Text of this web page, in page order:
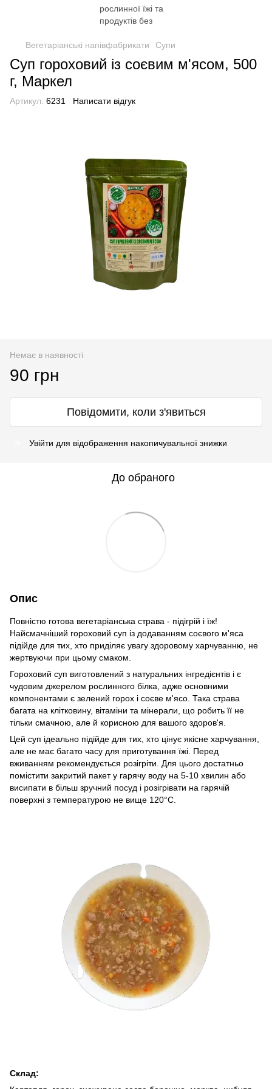
Вегетаріанські напівфабрикати Супи
Суп гороховий із соєвим м'ясом, 500
г, Маркел
Артикул: 6231 Написати відгук
Немає в наявності
90 грн
Повідомити, коли з'явиться
Увійти для відображення накопичувальної знижки
До обраного
Опис
Повністю готова вегетаріанська страва - підігрій і їж!
Найсмачніший гороховий суп із додаванням соєвого м'яса
підійде для тих, хто приділяє увагу здоровому харчуванню, не
жертвуючи при цьому смаком.
Гороховий суп виготовлений з натуральних інгредієнтів і є
чудовим джерелом рослинного білка, адже основними
компонентами є зелений горох і соєве м'ясо. Така страва
багата на клітковину, вітаміни та мінерали, що робить її не
тільки смачною, але й корисною для вашого здоров'я.
Цей суп ідеально підійде для тих, хто цінує якісне харчування,
але не має багато часу для приготування їжі. Перед
вживанням рекомендується розігріти. Для цього достатньо
помістити закритий пакет у гарячу воду на 5-10 хвилин або
висипати в більш зручний посуд і розігрівати на гарячій
поверхні з температурою не вище 120°С.
Склад: